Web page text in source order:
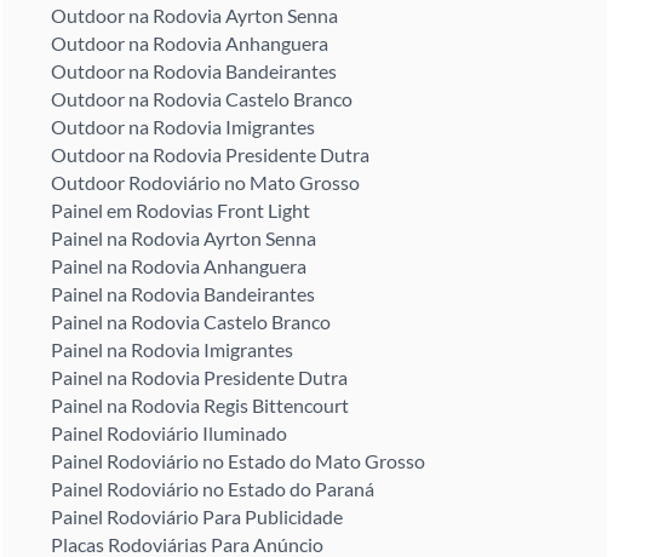
Outdoor na Rodovia Ayrton Senna
Outdoor na Rodovia Anhanguera
Outdoor na Rodovia Bandeirantes
Outdoor na Rodovia Castelo Branco
Outdoor na Rodovia Imigrantes
Outdoor na Rodovia Presidente Dutra
Outdoor Rodoviário no Mato Grosso
Painel em Rodovias Front Light
Painel na Rodovia Ayrton Senna
Painel na Rodovia Anhanguera
Painel na Rodovia Bandeirantes
Painel na Rodovia Castelo Branco
Painel na Rodovia Imigrantes
Painel na Rodovia Presidente Dutra
Painel na Rodovia Regis Bittencourt
Painel Rodoviário Iluminado
Painel Rodoviário no Estado do Mato Grosso
Painel Rodoviário no Estado do Paraná
Painel Rodoviário Para Publicidade
Placas Rodoviárias Para Anúncio